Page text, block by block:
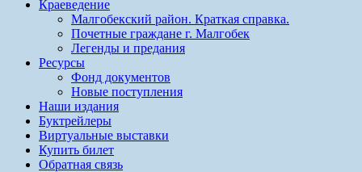
Краеведение
Малгобекский район. Краткая справка.
Почетные граждане г. Малгобек
Легенды и предания
Ресурсы
Фонд документов
Новые поступления
Наши издания
Буктрейлеры
Виртуальные выставки
Купить билет
Обратная связь